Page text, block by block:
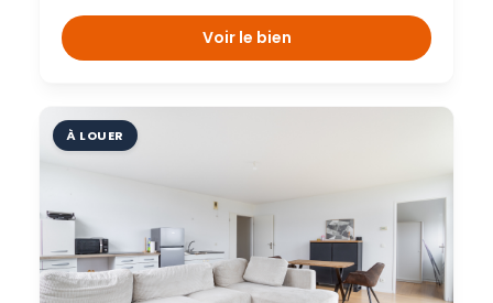
Voir le bien
À LOUER